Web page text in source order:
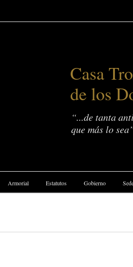
Casa
de los
“...de tanta
que más lo
Armorial Estatutos Gobierno